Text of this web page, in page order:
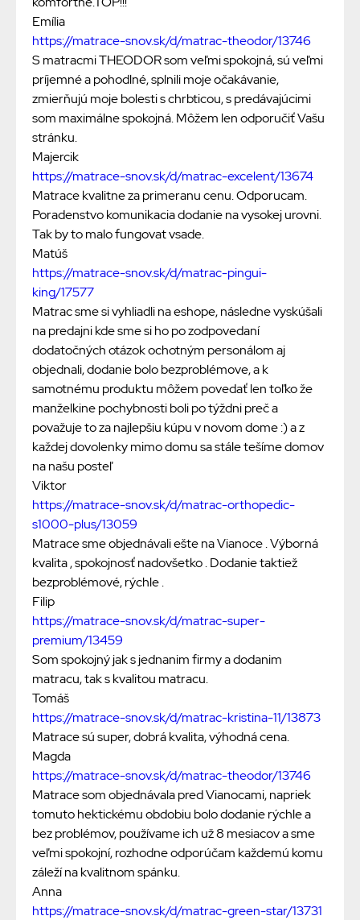
Emília
https://matrace-snov.sk/d/matrac-theodor/13746
S matracmi THEODOR som veľmi spokojná, sú veľmi
príjemné a pohodlné, splnili moje očakávanie,
zmierňujú moje bolesti s chrbticou, s predávajúcimi
som maximálne spokojná. Môžem len odporučiť Vašu
stránku.
Majercik
https://matrace-snov.sk/d/matrac-excelent/13674
Matrace kvalitne za primeranu cenu. Odporucam.
Poradenstvo komunikacia dodanie na vysokej urovni.
Tak by to malo fungovat vsade.
Matúš
https://matrace-snov.sk/d/matrac-pingui-
king/17577
Matrac sme si vyhliadli na eshope, následne vyskúšali
na predajni kde sme si ho po zodpovedaní
dodatočných otázok ochotným personálom aj
objednali, dodanie bolo bezproblémove, a k
samotnému produktu môžem povedať len toľko že
manželkine pochybnosti boli po týždni preč a
považuje to za najlepšiu kúpu v novom dome :) a z
každej dovolenky mimo domu sa stále tešíme domov
na našu posteľ
Viktor
https://matrace-snov.sk/d/matrac-orthopedic-
s1000-plus/13059
Matrace sme objednávali ešte na Vianoce . Výborná
kvalita , spokojnosť nadovšetko . Dodanie taktiež
bezproblémové, rýchle .
Filip
https://matrace-snov.sk/d/matrac-super-
premium/13459
Som spokojný jak s jednanim firmy a dodanim
matracu, tak s kvalitou matracu.
Tomáš
https://matrace-snov.sk/d/matrac-kristina-11/13873
Matrace sú super, dobrá kvalita, výhodná cena.
Magda
https://matrace-snov.sk/d/matrac-theodor/13746
Matrace som objednávala pred Vianocami, napriek
tomuto hektickému obdobiu bolo dodanie rýchle a
bez problémov, používame ich už 8 mesiacov a sme
veľmi spokojní, rozhodne odporúčam každemú komu
záleží na kvalitnom spánku.
Anna
https://matrace-snov.sk/d/matrac-green-star/13731